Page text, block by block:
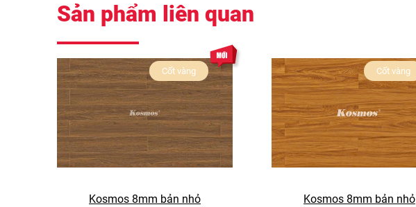
Sản phẩm liên quan
Cốt vàng
Kosmos 8mm bản nhỏ
Cốt vàng
Kosmos 8mm bản nhỏ